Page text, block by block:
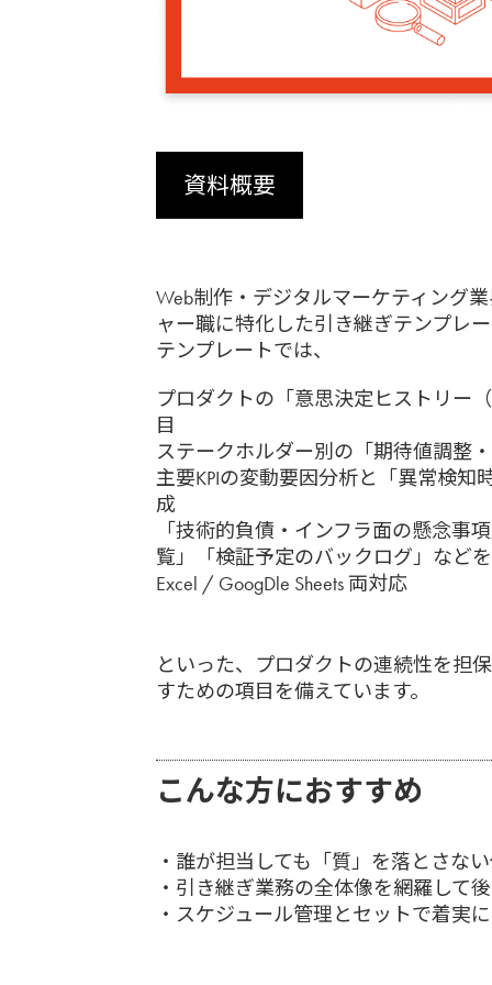
資料概要
Web制作・デジタルマーケティング
ャー職に特化した引き継ぎテンプレ
テンプレートでは、
プロダクトの「意思決定ヒストリー
目
ステークホルダー別の「期待値調整
主要KPIの変動要因分析と「異常検知
成
「技術的負債・インフラ面の懸念事
覧」「検証予定のバックログ」など
Excel / GoogDle Sheets 両対応
といった、プロダクトの連続性を担
すための項目を備えています。
こんな方におすすめ
・誰が担当しても「質」を落とさな
・引き継ぎ業務の全体像を網羅して
・スケジュール管理とセットで着実